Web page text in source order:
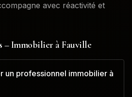
avec réactivité et
– Immobilier àFauville
un professionnel immobilier à